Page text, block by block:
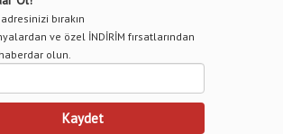
bırakın
ve özel İNDİRİM fırsatlarından
olun.
Kaydet